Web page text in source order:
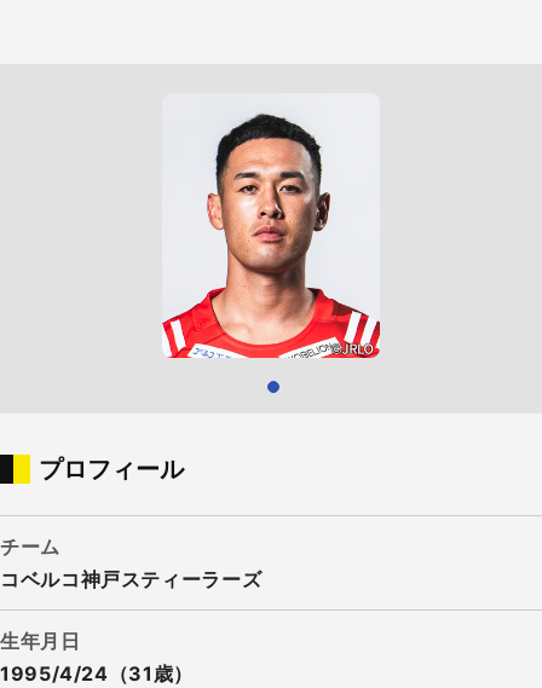
プロフィール
チーム
コベルコ神戸スティーラーズ
生年月日
1995/4/24（31歳）